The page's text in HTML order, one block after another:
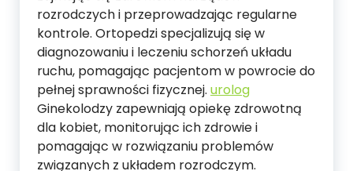
rozrodczych i przeprowadzając regularne
kontrole. Ortopedzi specjalizują się w
diagnozowaniu i leczeniu schorzeń układu
ruchu, pomagając pacjentom w powrocie do
pełnej sprawności fizycznej. urolog
Ginekolodzy zapewniają opiekę zdrowotną
dla kobiet, monitorując ich zdrowie i
pomagając w rozwiązaniu problemów
związanych z układem rozrodczym.